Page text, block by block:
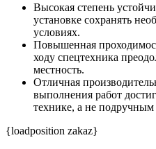
Высокая степень
установке сохранять
условиях.
Повышенная
ходу спецтехника
местность.
Отличная
выполнения работ
технике, а не подручным
{loadposition zakaz}